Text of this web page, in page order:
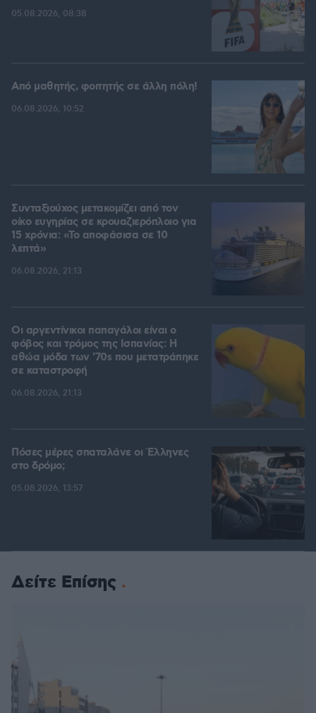
05.08.2026, 08:38
Από μαθητής, φοιτητής σε άλλη πόλη!
06.08.2026, 10:52
Συνταξιούχος μετακομίζει από τον
οίκο ευγηρίας σε κρουαζιερόπλοιο για
15 χρόνια: «Το αποφάσισα σε 10
λεπτά»
06.08.2026, 21:13
Οι αργεντίνικοι παπαγάλοι είναι ο
φόβος και τρόμος της Ισπανίας: Η
αθώα μόδα των '70s που μετατράπηκε
σε καταστροφή
06.08.2026, 21:13
Πόσες μέρες σπαταλάνε οι Έλληνες
στο δρόμο;
05.08.2026, 13:57
Δείτε Επίσης